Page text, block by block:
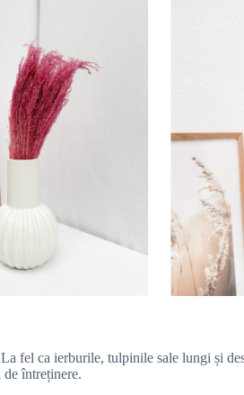
fel ca ierburile, tulpinile sale lungi și
întreținere.